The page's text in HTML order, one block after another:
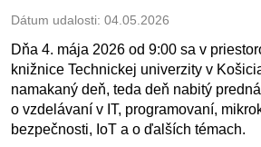
Dátum udalosti: 04.05.2026
Dňa 4. mája 2026 od 9:00 sa v
knižnice Technickej univerzity v
namakaný deň, teda deň nabitý
o vzdelávaní v IT, programovaní,
bezpečnosti, IoT a o ďalších témach.